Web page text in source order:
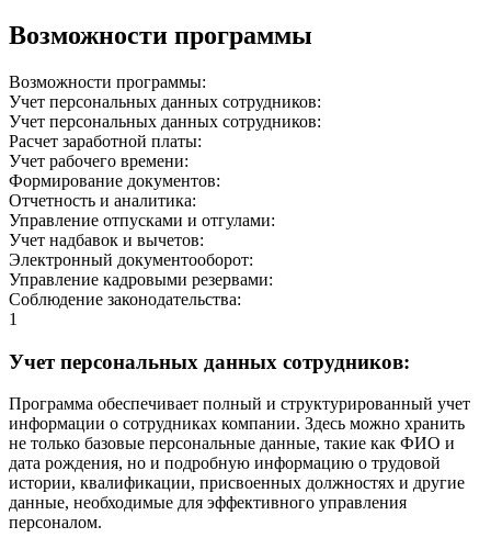
Возможности программы
Возможности программы:
Учет персональных данных сотрудников:
Учет персональных данных сотрудников:
Расчет заработной платы:
Учет рабочего времени:
Формирование документов:
Отчетность и аналитика:
Управление отпусками и отгулами:
Учет надбавок и вычетов:
Электронный документооборот:
Управление кадровыми резервами:
Соблюдение законодательства:
1
Учет персональных данных сотрудников:
Программа обеспечивает полный и структурированный учет
информации о сотрудниках компании. Здесь можно хранить
не только базовые персональные данные, такие как ФИО и
дата рождения, но и подробную информацию о трудовой
истории, квалификации, присвоенных должностях и другие
данные, необходимые для эффективного управления
персоналом.